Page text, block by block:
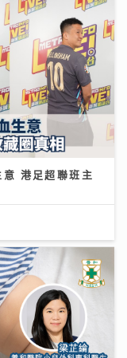
意 港足超聯班主